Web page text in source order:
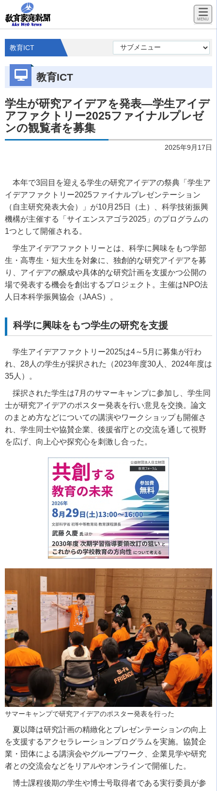
教育ICT
教育ICT
学生が研究アイデアを発表―学生アイデ
アファクトリー2025ファイナルプレゼ
ンの観覧者を募集
2025年9月17日
本年で3回目を迎える学生の研究アイデアの祭典「学生ア
イデアファクトリー2025ファイナルプレゼンテーション
（自主研究発表大会）」が10月 25日（土）、科学技術振興
機構が主催する「サイエンスアゴラ2025 」のプログラムの
1つとして開催される。
学生アイデアファクトリーとは、科学に興味をもつ学部
生・高専生・短大生を対象に、独創的な研究アイデアを募
り、アイデアの醸成や具体的な研究計画を支援かつ公開の
場で発表する機会を創出するプロジェクト。主催はNPO法
人日本科学振興協会（JAAS）。
科学に興味をもつ学生の研究を支援
学生アイデアファクトリー2025は4～5月に募集が行わ
れ、 28 人の学生が採択された（2023年度30 人、 2024年度は
35 人）。
採択された学生は7 月のサマーキャンプに参加し、学生同
士が研究アイデアのポスター発表を行い意見を交換。論文
のまとめ方などについての講演やワークショップも開催さ
れ、学生同士や協賛企業、後援省庁との交流を通して視野
を広げ、向上心や探究心を刺激し合った。
サマーキャンプで研究アイデアのポスター発表を行った
夏以降は研究計画の精緻化とプレゼンテーションの向上
を支援するアクセラレーションプログラムを実施。協賛企
業・団体による講演会やグループワーク、企業見学や研究
者との交流会などをリアルやオンラインで開催した。
博士課程後期の学生や博士号取得者である実行委員が参